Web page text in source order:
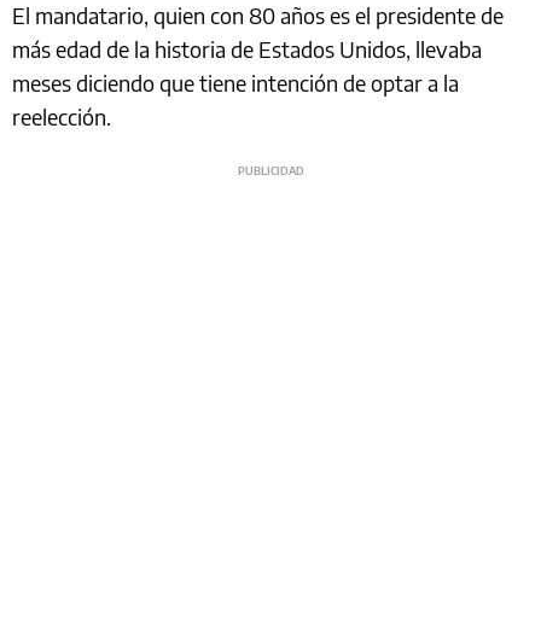
El mandatario, quien con 80 años es el presidente de
más edad de la historia de Estados Unidos, llevaba
meses diciendo que tiene intención de optar a la
reelección.